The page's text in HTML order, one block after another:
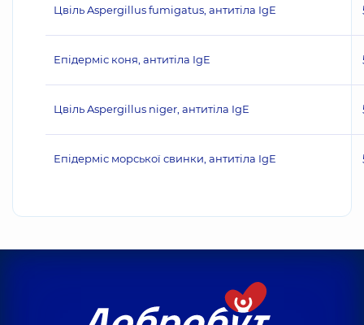
Цвіль Aspergillus fumigatus, антитіла IgE
Епідерміс коня, антитіла IgE
Цвіль Aspergillus niger, антитіла IgE
Епідерміс морської свинки, антитіла IgE